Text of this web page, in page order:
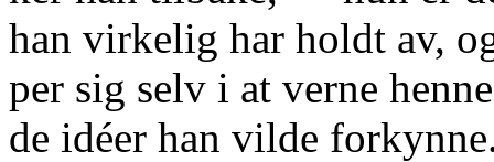
han virkelig har holdt av,
per sig selv i at verne
de idéer han vilde